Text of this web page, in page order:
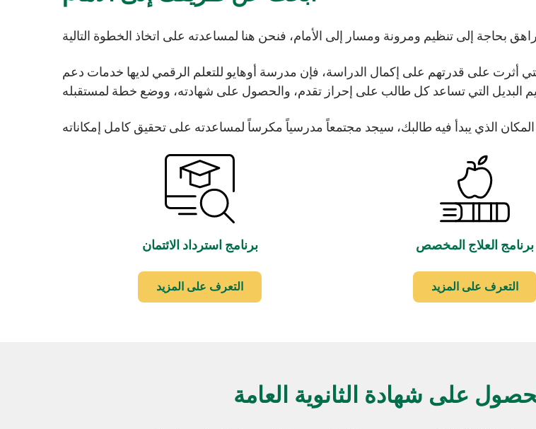
أثرت على قدرتهم على إكمال الدراسة، فإن مدرسة أوهايو للتعلم الرقمي لديها خدمات دعم
برنامج استرداد الائتمان
التعرف على المزيد
برنامج العلاج المخصص
التعرف على المزيد